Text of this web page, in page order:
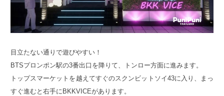
目立たない通りで遊びやすい！
BTSプロンポン駅の3番出口を降りて、トンロー方面に進みます。
トップスマーケットを越えてすぐのスクンビットソイ43に入り、まっ
すぐ進むと右手にBKKVICEがあります。